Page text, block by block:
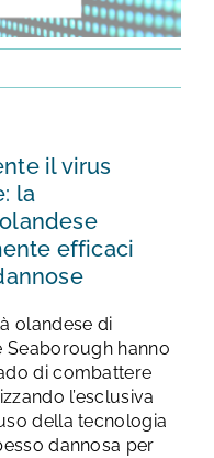
il virus
la
efficaci
olandese di
Seaborough hanno
di combattere
l’esclusiva
della tecnologia
dannosa per